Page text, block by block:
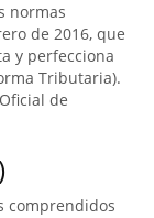
normas
de 2016, que
y perfecciona
Tributaria).
de
comprendidos